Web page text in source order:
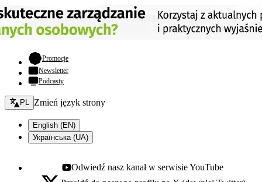
Promocje- otwiera się w nowej karcie
Newsletter
Podcasty
Zmień język - bieżący:
PL Zmień język strony
English (EN)
Українська (UA)
Youtube - otwiera się w nowej karcie
Odwiedź nasz kanał w serwisie YouTube